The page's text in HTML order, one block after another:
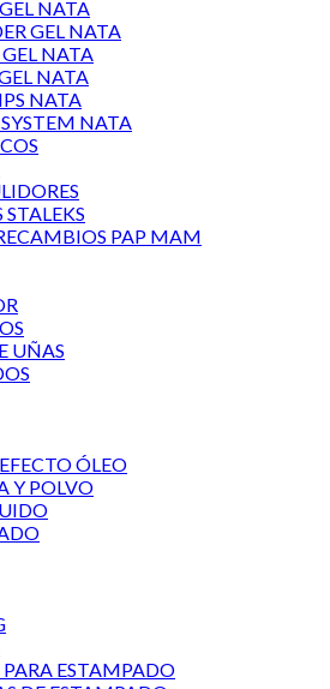
NATA
GEL NATA
GEL NATA
NATA
NATA
NATA
STALEKS
PAP MAM
UÑAS
ÓLEO
Y POLVO
PARA ESTAMPADO